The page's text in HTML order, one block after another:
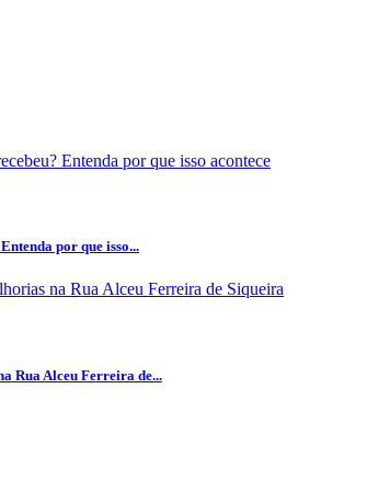
por que isso...
Rua Alceu Ferreira de...